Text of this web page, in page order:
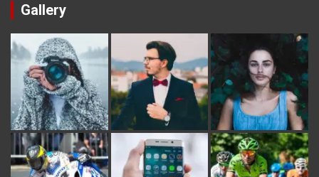
Gallery